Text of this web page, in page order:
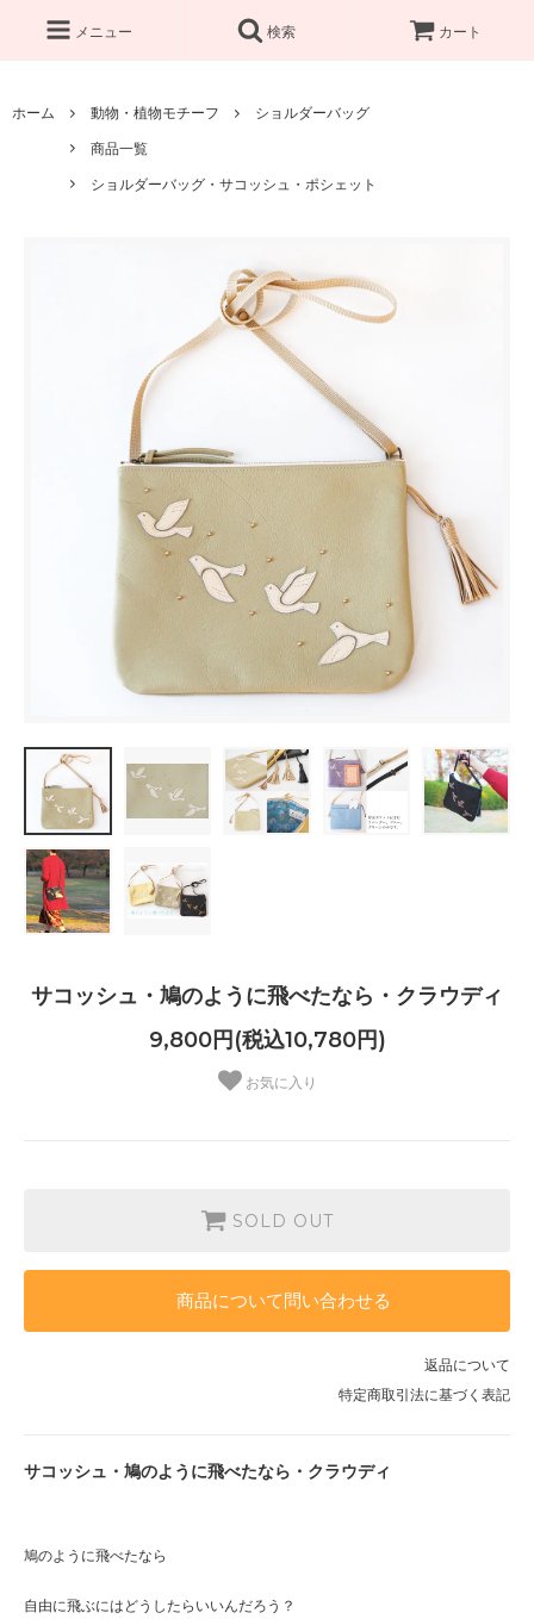
メニュー 検索 カート
ホーム 動物・植物モチーフ
ショルダーバッグ
商品一覧
ショルダーバッグ・サコッシュ・ポシェット
サコッシュ・鳩のように飛べたなら・クラウディ
9,800円(税込10,780円)
お気に入り
SOLD OUT
商品について問い合わせる
返品について
特定商取引法に基づく表記
サコッシュ・鳩のように飛べたなら・クラウディ
鳩のように飛べたなら
自由に飛ぶにはどうしたらいいんだろう？